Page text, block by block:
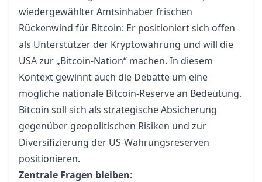
wiedergewählter Amtsinhaber frischen
Rückenwind für Bitcoin: Er positioniert sich offen
als Unterstützer der Kryptowährung und will die
USA zur „Bitcoin-Nation“ machen. In diesem
Kontext gewinnt auch die Debatte um eine
mögliche nationale Bitcoin-Reserve an Bedeutung.
Bitcoin soll sich als strategische Absicherung
gegenüber geopolitischen Risiken und zur
Diversifizierung der US-Währungsreserven
positionieren.
Zentrale Fragen bleiben: